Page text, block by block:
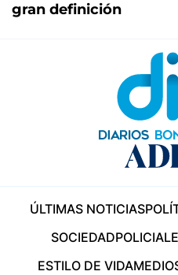
gran definición
ÚLTIMAS NOTICIAS
SOCIEDAD
ESTILO DE VIDA